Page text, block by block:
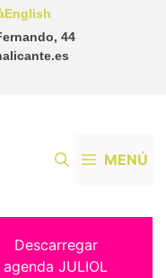
44
English
MENÚ
Descarregar
agenda JULIOL